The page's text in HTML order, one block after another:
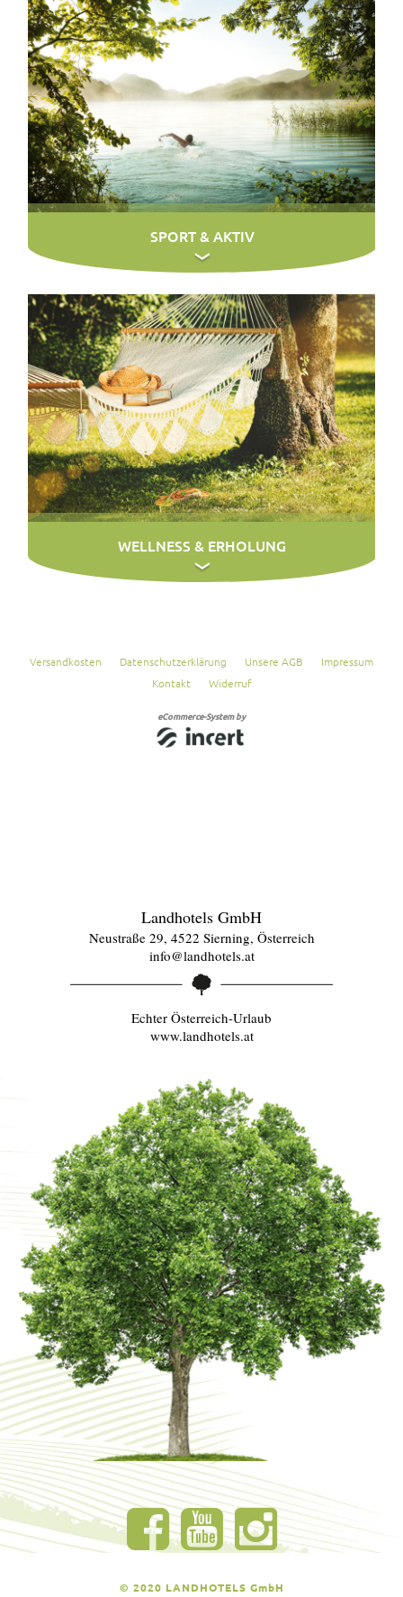
Landhotels GmbH
Neustraße 29, 4522 Sierning, Österreich
info@landhotels.at
Echter Österreich-Urlaub
www.landhotels.at
© 2020 LANDHOTELS GmbH